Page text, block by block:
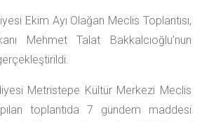
Ekim Ayı Olağan Meclis Toplantısı,
Mehmet Talat Bakkalcıoğlu’nun
Metristepe Kültür Merkezi Meclis
toplantıda 7 gündem maddesi